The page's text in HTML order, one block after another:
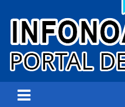
Infonoa Salta